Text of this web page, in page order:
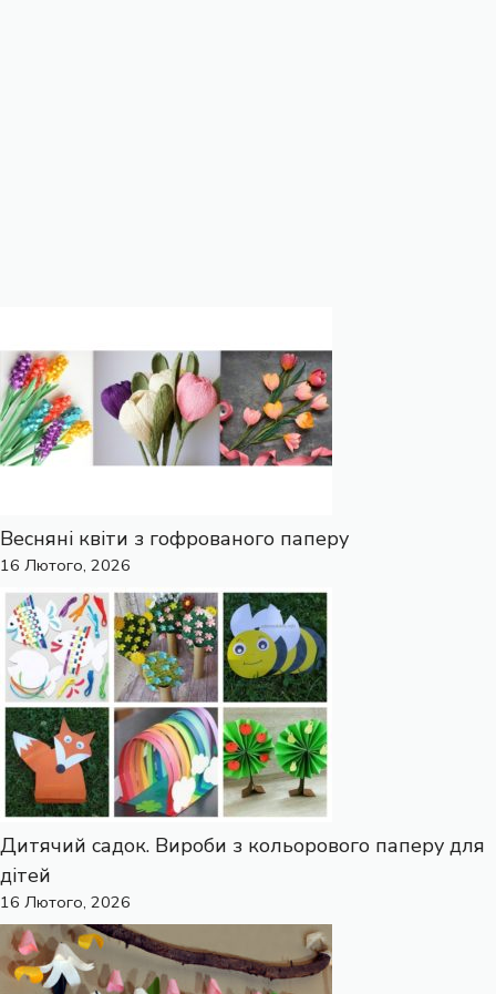
Весняні квіти з гофрованого паперу
16 Лютого, 2026
Дитячий садок. Вироби з кольорового паперу для
дітей
16 Лютого, 2026